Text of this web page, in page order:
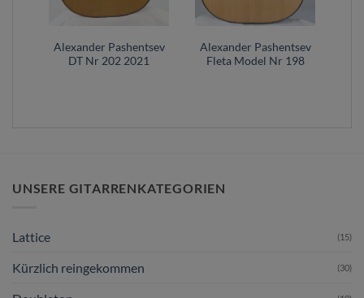
Alexander Pashentsev
DT Nr 202 2021
Alexander Pashentsev
Fleta Model Nr 198
UNSERE GITARRENKATEGORIEN
Lattice (15)
Kürzlich reingekommen (30)